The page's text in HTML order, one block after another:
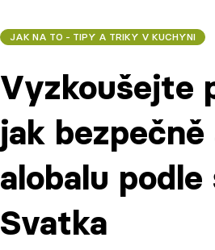
DOMÁCÍ
KUCHAŘKA
JAK NA TO - TIPY A TRIKY V KUCHYNI
Vyzkoušejte
jak
alobalu
Svatka